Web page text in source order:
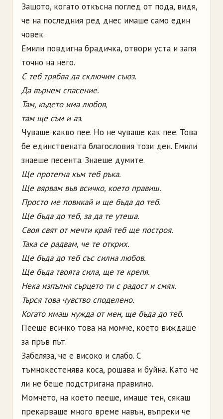
Защото, когато откъсна поглед от пода, видя,
че на последния ред днес имаше само един
човек.
Емили повдигна брадичка, отвори уста и запя
точно на него.
С теб трябва да сключим съюз.
Да върнем спасение.
Там, където има любов,
там ще съм и аз.
Чуваше какво пее. Но не чуваше как пее. Това
бе единствената благословия този ден. Емили
знаеше песента. Знаеше думите.
Ще протегна към теб ръка.
Ще вярвам във всичко, което правиш.
Просто ме повикай и ще бъда до теб.
Ще бъда до теб, за да те утеша.
Своя свят от мечти край теб ще построя.
Така се радвам, че те открих.
Ще бъда до теб със силна любов.
Ще бъда твоята сила, ще те крепя.
Нека изпълня сърцето ти с радост и смях.
Търся това чувство споделено.
Когато имаш нужда от мен, ще бъда до теб.
Пееше всичко това на момче, което виждаше
за пръв път.
Забеляза, че е високо и слабо. С
тъмнокестенява коса, рошава и буйна. Като че
ли не беше подстригана правилно.
Момчето, на което пееше, имаше тен, сякаш
прекарваше много време навън, въпреки че